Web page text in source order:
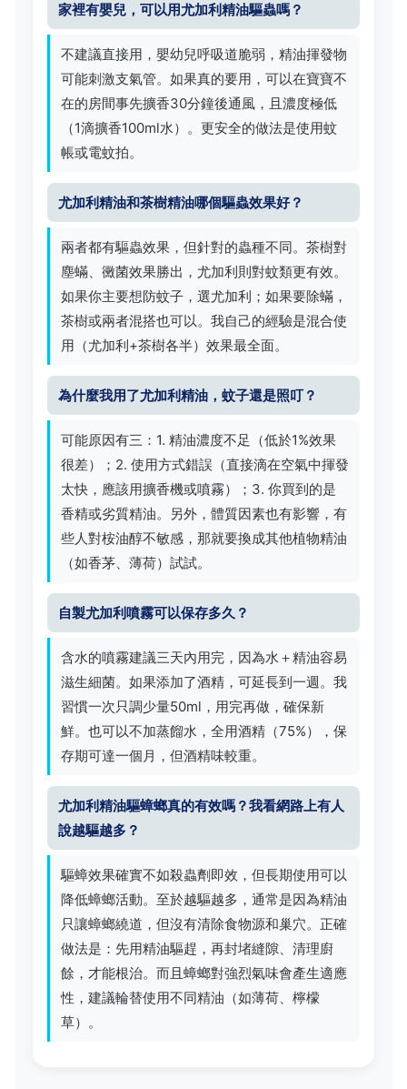
家裡有嬰兒，可以用尤加利精油驅蟲嗎？
不建議直接用，嬰幼兒呼吸道脆弱，精油揮發物
可能刺激支氣管。如果真的要用，可以在寶寶不
在的房間事先擴香30分鐘後通風，且濃度極低
（1滴擴香100ml水）。更安全的做法是使用蚊
帳或電蚊拍。
尤加利精油和茶樹精油哪個驅蟲效果好？
兩者都有驅蟲效果，但針對的蟲種不同。茶樹對
塵蟎、黴菌效果勝出，尤加利則對蚊類更有效。
如果你主要想防蚊子，選尤加利；如果要除蟎，
茶樹或兩者混搭也可以。我自己的經驗是混合使
用（尤加利+茶樹各半）效果最全面。
為什麼我用了尤加利精油，蚊子還是照叮？
可能原因有三：1. 精油濃度不足（低於1%效果
很差）；2. 使用方式錯誤（直接滴在空氣中揮發
太快，應該用擴香機或噴霧）；3. 你買到的是
香精或劣質精油。另外，體質因素也有影響，有
些人對桉油醇不敏感，那就要換成其他植物精油
（如香茅、薄荷）試試。
自製尤加利噴霧可以保存多久？
含水的噴霧建議三天內用完，因為水＋精油容易
滋生細菌。如果添加了酒精，可延長到一週。我
習慣一次只調少量50ml，用完再做，確保新
鮮。也可以不加蒸餾水，全用酒精（75%），保
存期可達一個月，但酒精味較重。
尤加利精油驅蟑螂真的有效嗎？我看網路上有人
說越驅越多？
驅蟑效果確實不如殺蟲劑即效，但長期使用可以
降低蟑螂活動。至於越驅越多，通常是因為精油
只讓蟑螂繞道，但沒有清除食物源和巢穴。正確
做法是：先用精油驅趕，再封堵縫隙、清理廚
餘，才能根治。而且蟑螂對強烈氣味會產生適應
性，建議輪替使用不同精油（如薄荷、檸檬
草）。